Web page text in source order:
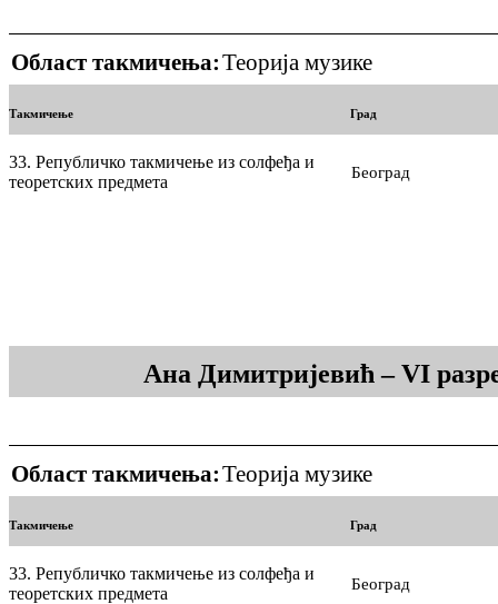
Област такмичења:Теорија музике
Такмичење Град
33. Републичко такмичење из солфеђа и
теоретских предмета
Београд
Ана Димитријевић – VI
Област такмичења:Теорија музике
Такмичење Град
33. Републичко такмичење из солфеђа и
теоретских предмета
Београд